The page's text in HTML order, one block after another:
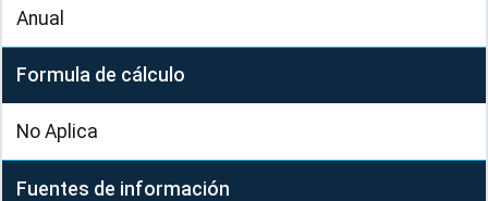
Anual
Formula de cálculo
No Aplica
Fuentes de información